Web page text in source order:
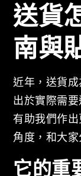
送貨
南與
近年，送貨
出於實際需
有助我們作
角度，和大
它的重